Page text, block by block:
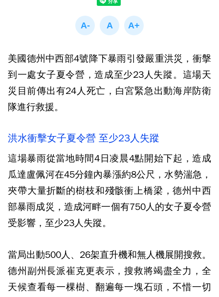
美國德州中西部4號降下暴雨引發嚴重洪災，衝搫
到一處女子夏令營，造成至少23人失蹤。這場天
災目前傳出有24人死亡，白宮緊急出動海岸防衛
隊進行救援。
洪水衝擊女子夏令營 至少23人失蹤
這場暴雨從當地時間4日凌晨4點開始下起，造成
瓜達盧佩河在45分鐘內暴漲約8公尺，水勢湍急，
夾帶大量折斷的樹枝和殘骸衝上橋梁，德州中西
部暴雨成災，造成河畔一個有750人的女子夏令營
受影響，至少23人失蹤。
當局出動500人、26架直升機和無人機展開搜救。
德州副州長派崔克更表示，搜救將竭盡全力，全
天候查看每一棵樹、翻遍每一塊石頭，不惜一切